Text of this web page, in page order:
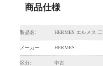
商品仕様
製品名: HERMES エルメス
メーカー: HERMES
区分: 中古